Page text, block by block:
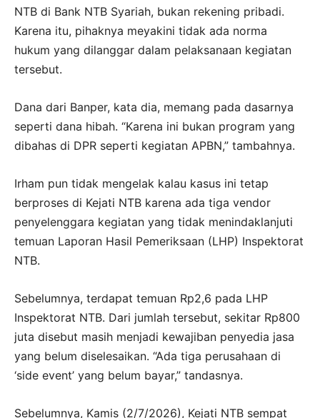
NTB di Bank NTB Syariah, bukan rekening pribadi.
Karena itu, pihaknya meyakini tidak ada norma
hukum yang dilanggar dalam pelaksanaan kegiatan
tersebut.
Dana dari Banper, kata dia, memang pada dasarnya
seperti dana hibah. “Karena ini bukan program yang
dibahas di DPR seperti kegiatan APBN,” tambahnya.
Irham pun tidak mengelak kalau kasus ini tetap
berproses di Kejati NTB karena ada tiga vendor
penyelenggara kegiatan yang tidak menindaklanjuti
temuan Laporan Hasil Pemeriksaan (LHP) Inspektorat
NTB.
Sebelumnya, terdapat temuan Rp2,6 pada LHP
Inspektorat NTB. Dari jumlah tersebut, sekitar Rp800
juta disebut masih menjadi kewajiban penyedia jasa
yang belum diselesaikan. “Ada tiga perusahaan di
‘side event’ yang belum bayar,” tandasnya.
Sebelumnya, Kamis (2/7/2026), Kejati NTB sempat